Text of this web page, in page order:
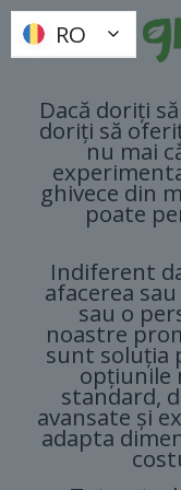
Dacă doriți
doriți să
nu mai
ghivece din
poate
Indiferent
afacerea
sau o
noastre
sunt soluția
opțiunile
standard,
avansate și
adapta
RO
RO